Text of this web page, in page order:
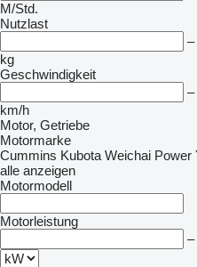
M/Std.
Nutzlast
–
kg
Geschwindigkeit
–
km/h
Motor, Getriebe
Motormarke
Cummins Kubota Weichai Power
alle anzeigen
Motormodell
Motorleistung
–